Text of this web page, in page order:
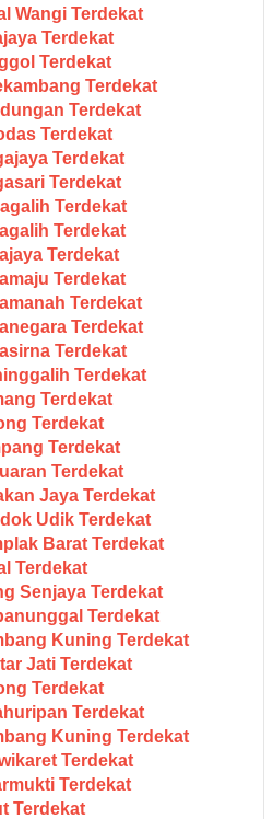
Wangi Terdekat
Terdekat
Terdekat
Terdekat
Terdekat
Terdekat
Terdekat
Terdekat
Terdekat
Terdekat
Terdekat
Terdekat
Terdekat
Terdekat
Terdekat
Terdekat
Terdekat
Terdekat
Terdekat
Terdekat
Jaya Terdekat
Udik Terdekat
Barat Terdekat
Terdekat
Senjaya Terdekat
Terdekat
Kuning Terdekat
Jati Terdekat
Terdekat
Terdekat
Kuning Terdekat
Terdekat
Terdekat
Terdekat